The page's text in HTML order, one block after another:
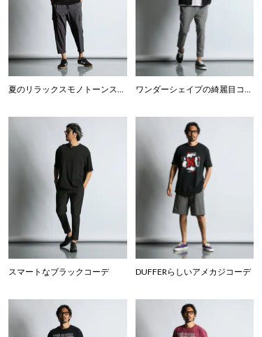
夏のリラックスモノトーンスタイル ワンダーシェイプの綺麗目コーデ
スマートなブラックコーデ DUFFERらしいアメカジコーデ